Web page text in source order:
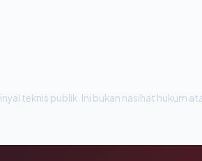
teknis publik. Ini bukan nasihat hukum